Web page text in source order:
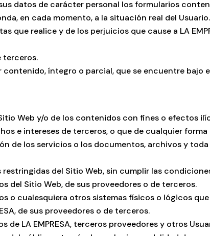
datos de carácter personal los formularios
en cada momento, a la situación real del
que realice y de los perjuicios que cause a LA
terceros.
íntegro o parcial, que se encuentre bajo
Web y/o de los contenidos con fines o efectos
e intereses de terceros, o que de cualquier
de los servicios o los documentos, archivos y
del Sitio Web, sin cumplir las
del Sitio Web, de sus proveedores o de terceros.
o cualesquiera otros sistemas físicos o lógicos
de sus proveedores o de terceros.
LA EMPRESA, terceros proveedores y otros